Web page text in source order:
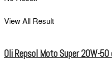
View All Result
Oli Repsol Moto Super 20W-